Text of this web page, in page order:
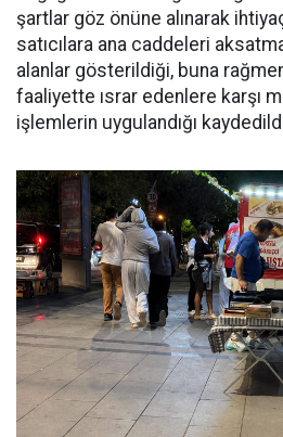
şartlar göz önüne alınarak
satıcılara ana caddeleri
alanlar gösterildiği, buna
faaliyette ısrar edenlere karşı
işlemlerin uygulandığı